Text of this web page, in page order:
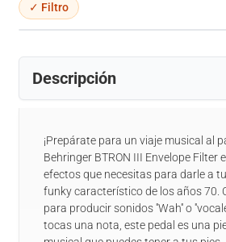
✓ Filtro
Descripción
¡Prepárate para un viaje musical al
Behringer BTRON III Envelope Filter
efectos que necesitas para darle a
funky característico de los años 70.
para producir sonidos ''Wah'' o
tocas una nota, este pedal es una